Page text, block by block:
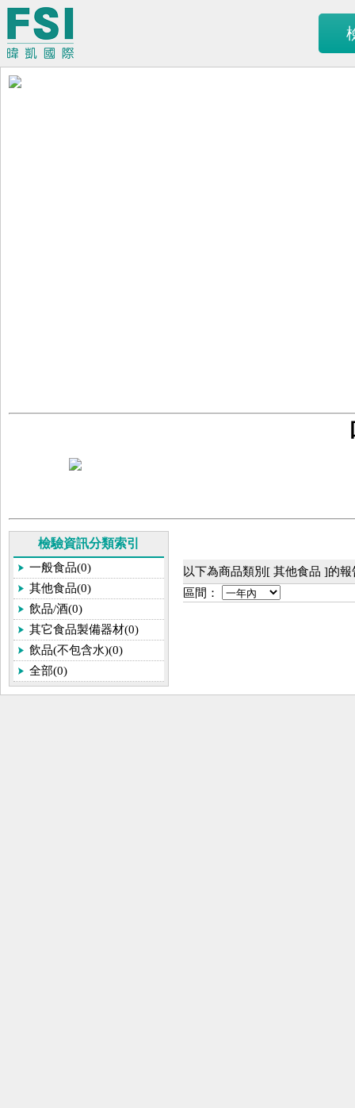
檢驗資訊分類索引
一般食品(0)
其他食品(0)
飲品/酒(0)
其它食品製備器材(0)
飲品(不包含水)(0)
全部(0)
以下為商品類別[ 其他食品 ]的
區間：